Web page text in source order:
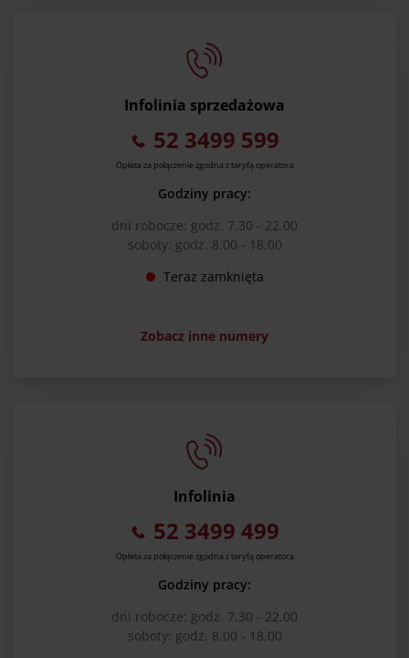
Infolinia sprzedażowa
52 3499 599
Opłata za połączenie zgodna z taryfą operatora
Godziny pracy:
dni robocze: godz. 7.30 - 22.00
soboty: godz. 8.00 - 18.00
Teraz zamknięta
Zobacz inne numery
Infolinia
52 3499 499
Opłata za połączenie zgodna z taryfą operatora
Godziny pracy:
dni robocze: godz. 7.30 - 22.00
soboty: godz. 8.00 - 18.00